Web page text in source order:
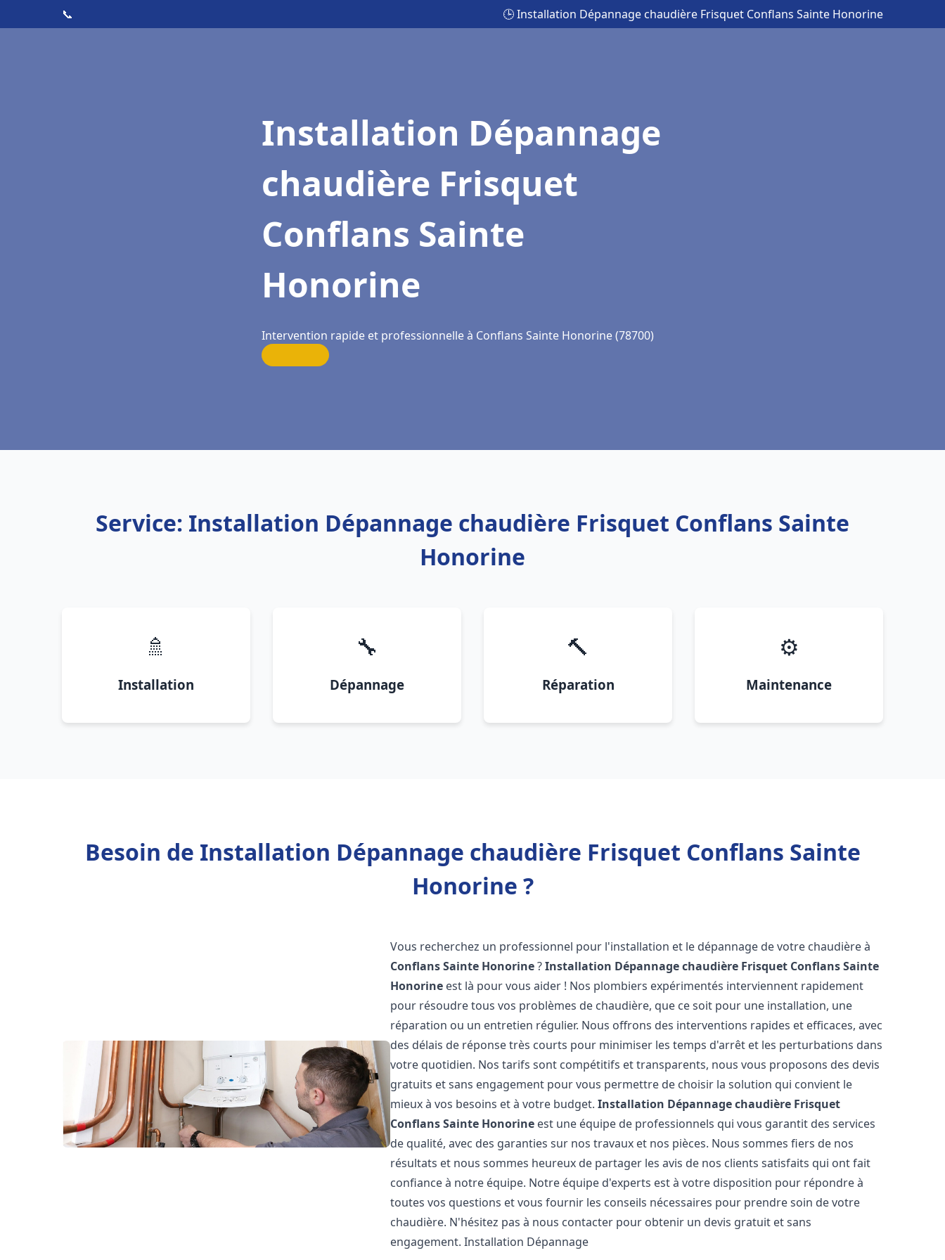
📞 🕒 Installation Dépannage chaudière Frisquet Conflans Sainte Honorine
Installation Dépannage
chaudière Frisquet
Conflans Sainte
Honorine
Intervention rapide et professionnelle à Conflans Sainte Honorine (78700)
Service: Installation Dépannage chaudière Frisquet Conflans Sainte
Honorine
🚿
Installation
🔧
Dépannage
🔨
Réparation
⚙️
Maintenance
Besoin de Installation Dépannage chaudière Frisquet Conflans Sainte
Honorine ?
Vous recherchez un professionnel pour l'installation et le dépannage de votre chaudière à
Conflans Sainte Honorine?Installation Dépannage chaudière Frisquet Conflans Sainte
Honorine est là pour vous aider ! Nos plombiers expérimentés interviennent rapidement
pour résoudre tous vos problèmes de chaudière, que ce soit pour une installation, une
réparation ou un entretien régulier. Nous offrons des interventions rapides et efficaces, avec
des délais de réponse très courts pour minimiser les temps d'arrêt et les perturbations dans
votre quotidien. Nos tarifs sont compétitifs et transparents, nous vous proposons des devis
gratuits et sans engagement pour vous permettre de choisir la solution qui convient le
mieux à vos besoins et à votre budget.Installation Dépannage chaudière Frisquet
Conflans Sainte Honorine est une équipe de professionnels qui vous garantit des services
de qualité, avec des garanties sur nos travaux et nos pièces. Nous sommes fiers de nos
résultats et nous sommes heureux de partager les avis de nos clients satisfaits qui ont fait
confiance à notre équipe. Notre équipe d'experts est à votre disposition pour répondre à
toutes vos questions et vous fournir les conseils nécessaires pour prendre soin de votre
chaudière. N'hésitez pas à nous contacter pour obtenir un devis gratuit et sans
engagement. Installation Dépannage